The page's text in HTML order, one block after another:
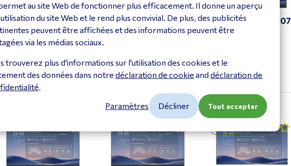
MAXHUB LX150V07
DvLED
LX150V07
MAXHUB LX165V07
DvLED
LX165V07
MAXHUB LX180V07
DvLED
au site Web de fonctionner plus efficacement. Il donne un aperçu
du site Web et le rend plus convivial. De plus, des publicités
peuvent être affichées et des informations peuvent être
via les médias sociaux.
trouverez plus d'informations sur l'utilisation des cookies et le
des données dans notre déclaration de cookie and déclaration de
.
Paramètres
Décliner Tout accepter